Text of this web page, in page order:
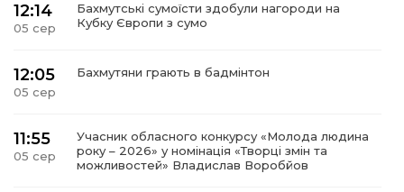
12:14
05 сер
Бахмутські сумоїсти здобули нагороди на
Кубку Європи з сумо
12:05
05 сер
Бахмутяни грають в бадмінтон
11:55
05 сер
Учасник обласного конкурсу «Молода людина
року – 2026» у номінація «Творці змін та
можливостей» Владислав Воробйов